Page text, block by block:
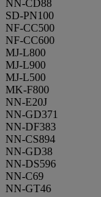
NN-CD88
SD-PN100
NF-CC500
NF-CC600
MJ-L800
MJ-L900
MJ-L500
MK-F800
NN-E20J
NN-GD371
NN-DF383
NN-CS894
NN-GD38
NN-DS596
NN-C69
NN-GT46